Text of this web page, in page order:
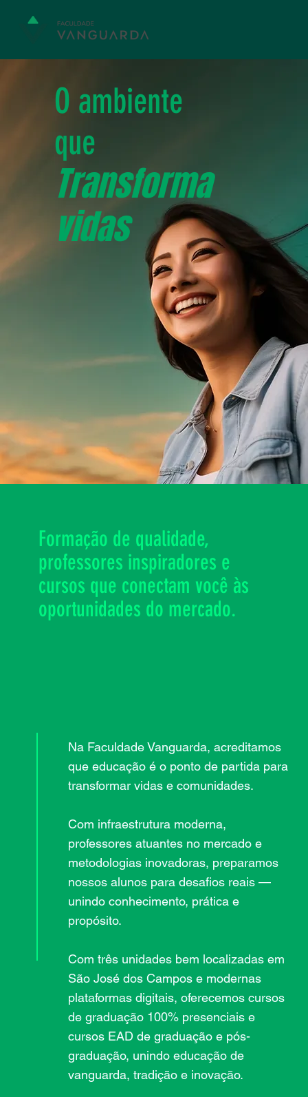
O ambiente
que
Transforma
vidas
Formação de qualidade,
professores inspiradores e
cursos que conectam você às
oportunidades do mercado.
Na Faculdade Vanguarda, acreditamos
que educação é o ponto de partida para
transformar vidas e comunidades.
Com infraestrutura moderna,
professores atuantes no mercado e
metodologias inovadoras, preparamos
nossos alunos para desafios reais —
unindo conhecimento, prática e
propósito.
Com três unidades bem localizadas em
São José dos Campos e modernas
plataformas digitais, oferecemos cursos
de graduação 100% presenciais e
cursos EAD de graduação e pós-
graduação, unindo educação de
vanguarda, tradição e inovação.